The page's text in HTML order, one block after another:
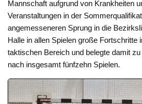
Mannschaft aufgrund von Krankheiten
Veranstaltungen in der
angemesseneren Sprung in die
Halle in allen Spielen große Fortschritte
taktischen Bereich und belegte damit
nach insgesamt fünfzehn Spielen.